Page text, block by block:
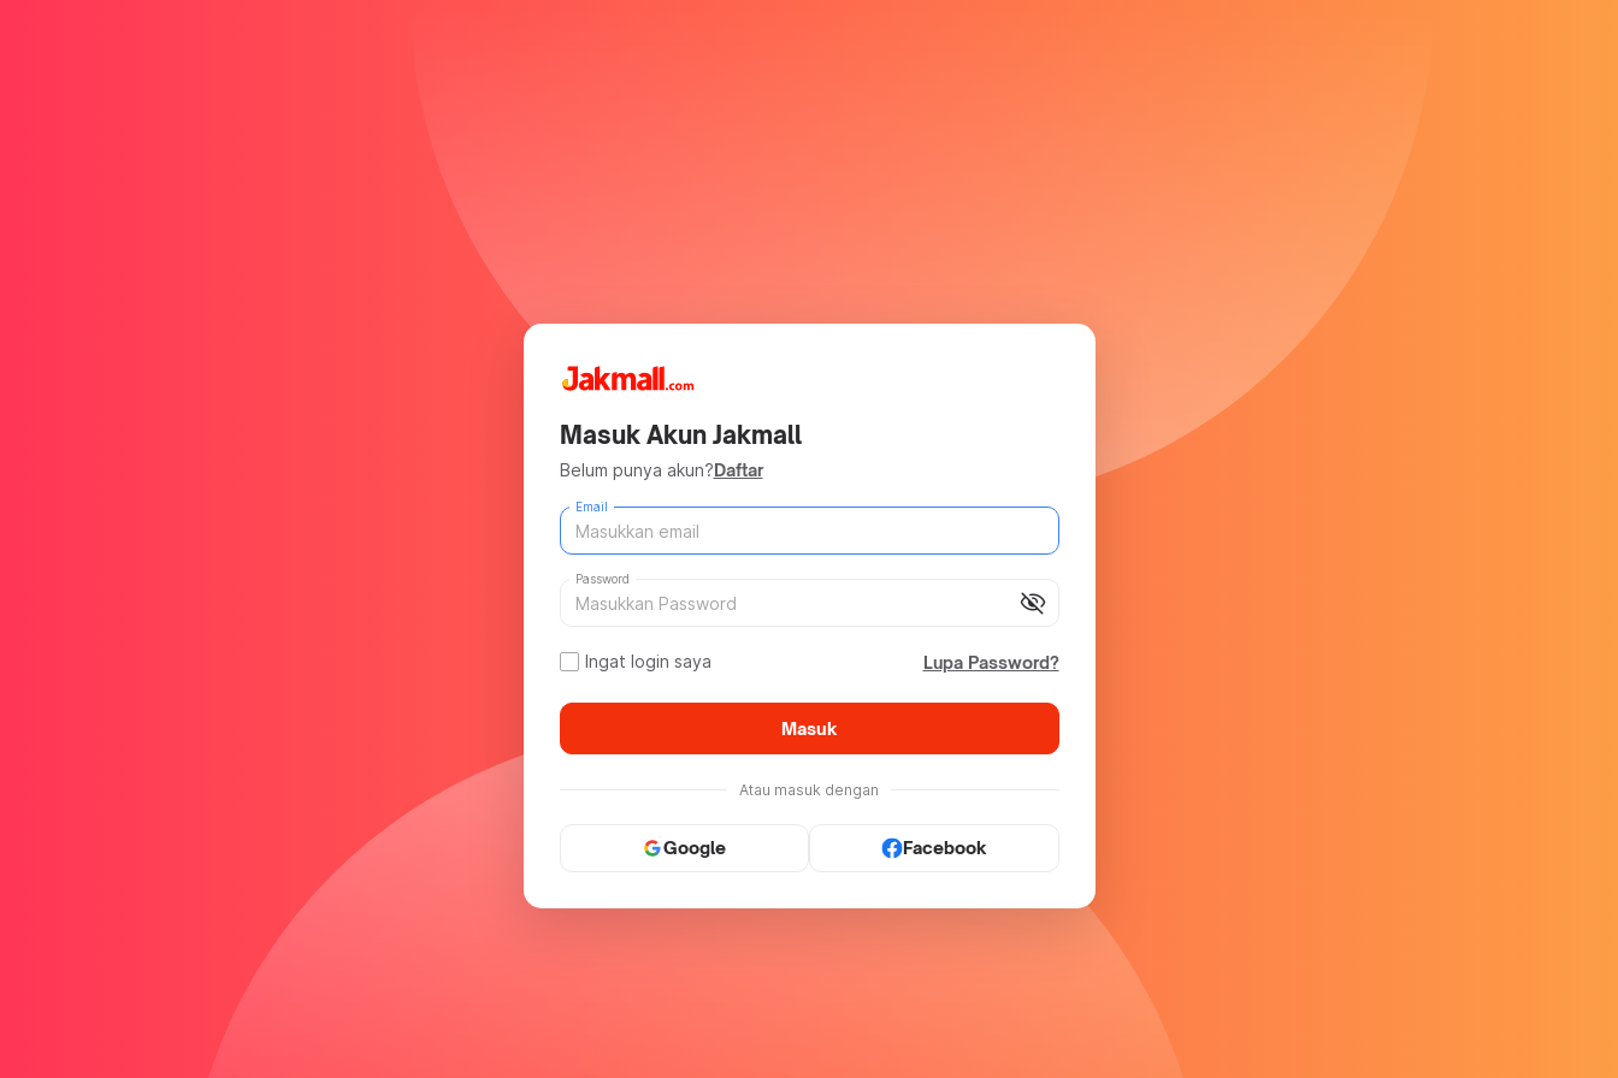
Masuk Akun Jakmall
Belum punya akun?Daftar
Email
visibility_off
Password
Ingat login saya Lupa Password?
Masuk
Atau masuk dengan
Google Facebook